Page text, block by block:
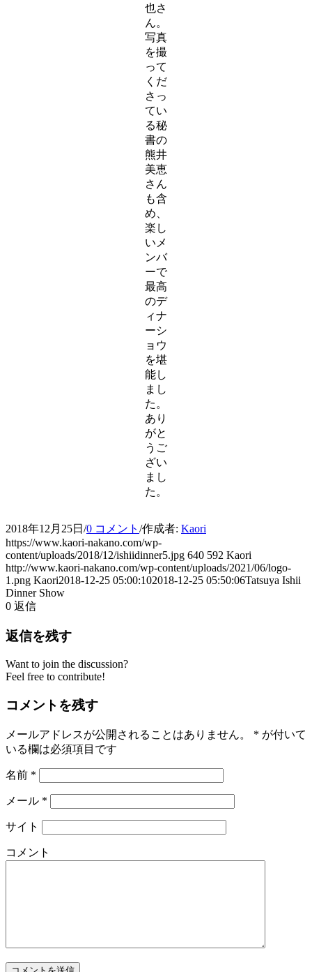
也さ
ん。
写真
を撮
って
くだ
さっ
てい
る秘
書の
熊井
美恵
さん
も含
め、
楽し
いメ
ンバ
ーで
最高
のデ
ィナ
ーシ
ョウ
を堪
能し
まし
た。
あり
がと
うご
ざい
まし
た。
2018年12月25日 /0 コメント /作成者: Kaori
https://www.kaori-nakano.com/wp-
content/uploads/2018/12/ishiidinner5.jpg 640 592 Kaori
http://www.kaori-nakano.com/wp-content/uploads/2021/06/logo-
1.png Kaori2018-12-25 05:00:102018-12-25 05:50:06Tatsuya Ishii
Dinner Show
0 返信
返信を残す
Want to join the discussion?
Feel free to contribute!
コメントを残す
メールアドレスが公開されることはありません。 * が付いて
いる欄は必須項目です
名前 *
メール *
サイト
コメント